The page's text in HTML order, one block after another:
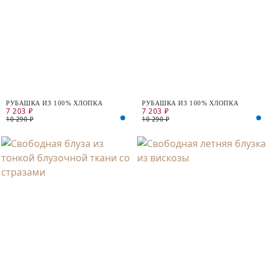
РУБАШКА ИЗ 100% ХЛОПКА
7 203 ₽
10 290 ₽
РУБАШКА ИЗ 100% ХЛОПКА
7 203 ₽
10 290 ₽